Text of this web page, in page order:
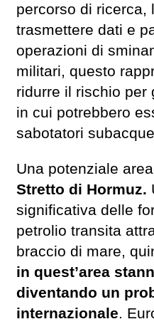
percorso di ricerca,
trasmettere dati e
operazioni di
militari, questo
ridurre il rischio per
in cui potrebbero
sabotatori
Una potenziale
Stretto di Hormuz.
significativa delle
petrolio transita
braccio di mare,
in quest’area
diventando un
internazionale.